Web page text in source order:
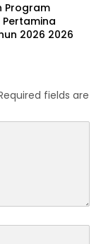
Program
2026 2026
fields are